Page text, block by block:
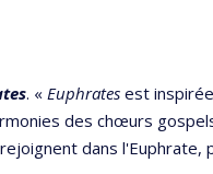
. « Euphrates est
des chœurs
dans